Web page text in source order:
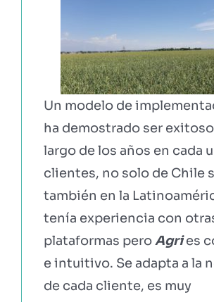
Un modelo de
ha demostrado ser
largo de los años en cada
clientes, no solo de Chile
también en la
tenía experiencia con
plataformas peroAgries
e intuitivo. Se adapta a la
de cada cliente, es muy